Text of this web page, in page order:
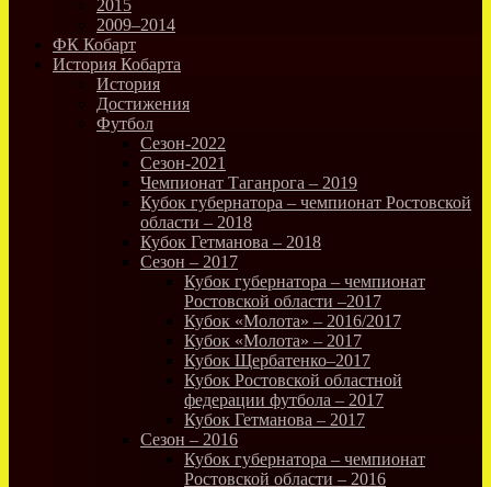
2015
2009–2014
ФК Кобарт
История Кобарта
История
Достижения
Футбол
Сезон-2022
Сезон-2021
Чемпионат Таганрога – 2019
Кубок губернатора – чемпионат Ростовской
области – 2018
Кубок Гетманова – 2018
Сезон – 2017
Кубок губернатора – чемпионат
Ростовской области –2017
Кубок «Молота» – 2016/2017
Кубок «Молота» – 2017
Кубок Щербатенко–2017
Кубок Ростовской областной
федерации футбола – 2017
Кубок Гетманова – 2017
Сезон – 2016
Кубок губернатора – чемпионат
Ростовской области – 2016